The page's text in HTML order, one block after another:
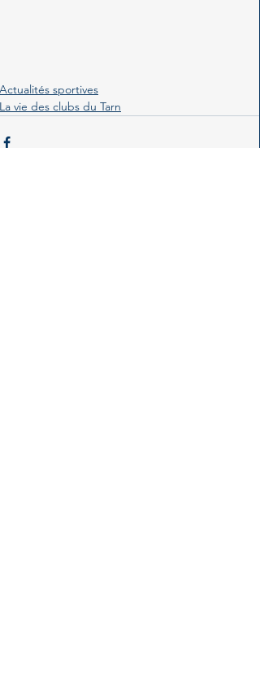
Actualités sportives
La vie des clubs du Tarn